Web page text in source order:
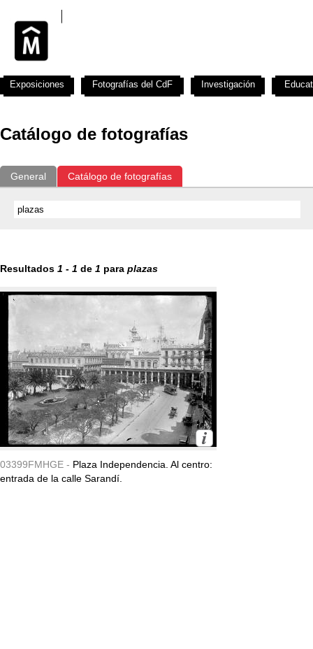
Catálogo de fotografías
General Catálogo de fotografías
Resultados 1 - 1 de 1 para plazas
03399FMHGE - Plaza Independencia. Al centro:
entrada de la calle Sarandí.
Exposiciones Fotografías del CdF Investigación